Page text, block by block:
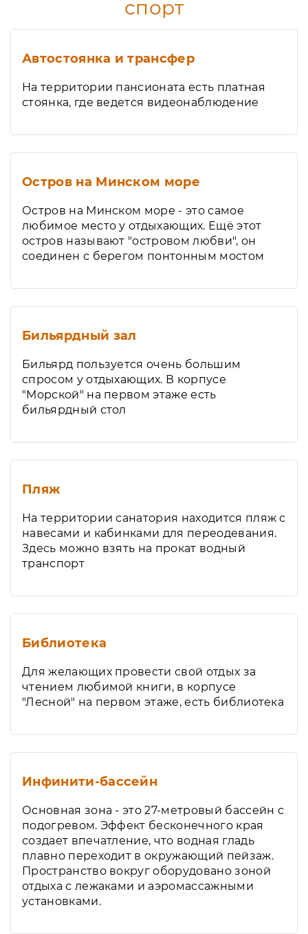
спорт
Автостоянка и трансфер
На территории пансионата есть платная
стоянка, где ведется видеонаблюдение
Остров на Минском море
Остров на Минском море - это самое
любимое место у отдыхающих. Ещё этот
остров называют "островом любви", он
соединен с берегом понтонным мостом
Бильярдный зал
Бильярд пользуется очень большим
спросом у отдыхающих. В корпусе
"Морской" на первом этаже есть
бильярдный стол
Пляж
На территории санатория находится пляж с
навесами и кабинками для переодевания.
Здесь можно взять на прокат водный
транспорт
Библиотека
Для желающих провести свой отдых за
чтением любимой книги, в корпусе
"Лесной" на первом этаже, есть библиотека
Инфинити-бассейн
Основная зона - это 27-метровый бассейн с
подогревом. Эффект бесконечного края
создает впечатление, что водная гладь
плавно переходит в окружающий пейзаж.
Пространство вокруг оборудовано зоной
отдыха с лежаками и аэромассажными
установками.